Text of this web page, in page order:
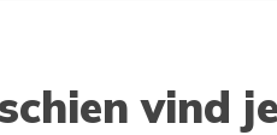
vind